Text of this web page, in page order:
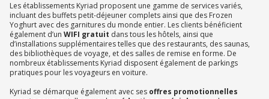
Les établissements Kyriad proposent une gamme de services variés,
incluant des buffets petit-déjeuner complets ainsi que des Frozen
Yoghurt avec des garnitures du monde entier. Les clients bénéficient
également d’un WIFI gratuit dans tous les hôtels, ainsi que
d’installations supplémentaires telles que des restaurants, des saunas,
des bibliothèques de voyage, et des salles de remise en forme. De
nombreux établissements Kyriad disposent également de parkings
pratiques pour les voyageurs en voiture.
Kyriad se démarque également avec ses offres promotionnelles